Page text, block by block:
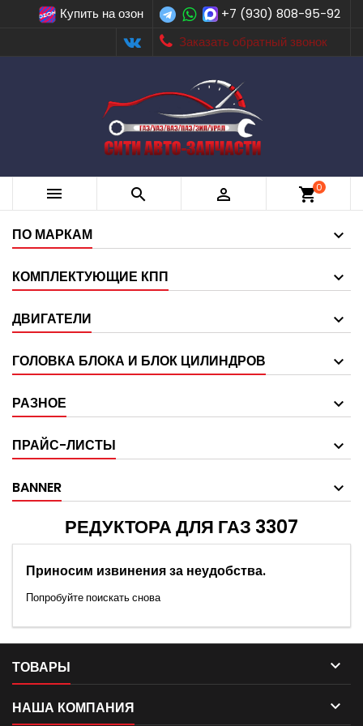
Купить на озон
+7 (930) 808-95-92
Заказать обратный звонок
   shopping_cart0
ПО МАРКАМ
КОМПЛЕКТУЮЩИЕ КПП
ДВИГАТЕЛИ
ГОЛОВКА БЛОКА И БЛОК ЦИЛИНДРОВ
РАЗНОЕ
ПРАЙС-ЛИСТЫ
BANNER
РЕДУКТОРА ДЛЯ ГАЗ 3307
Приносим извинения за неудобства.
Попробуйте поискать снова
ТОВАРЫ 
НАША КОМПАНИЯ 